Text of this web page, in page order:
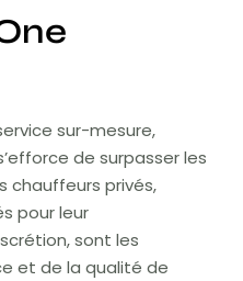
sur-mesure,
de surpasser les
chauffeurs privés,
pour leur
sont les
et de la qualité de